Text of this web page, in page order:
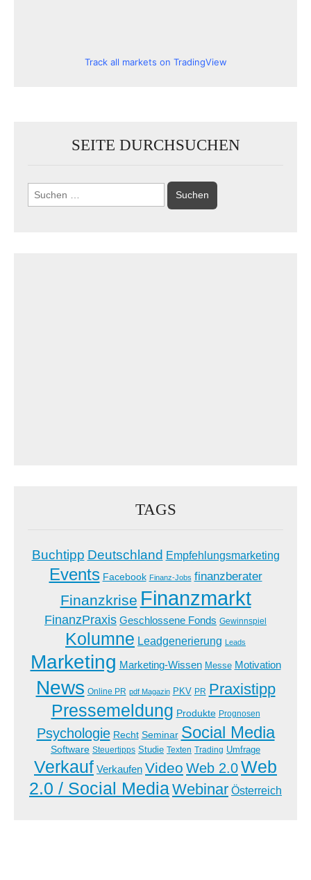
Track all markets on TradingView
SEITE DURCHSUCHEN
Suchen
nach:
TAGS
Buchtipp Deutschland Empfehlungsmarketing
Events Facebook Finanz-Jobs finanzberater
Finanzkrise Finanzmarkt
FinanzPraxis Geschlossene Fonds Gewinnspiel
Kolumne Leadgenerierung Leads
Marketing Marketing-Wissen Messe Motivation
News Online PR pdf Magazin PKV PR Praxistipp
Pressemeldung Produkte Prognosen
Psychologie Recht Seminar Social Media
Software Steuertipps Studie Texten Trading Umfrage
Verkauf Verkaufen Video Web 2.0Web
2.0 / Social MediaWebinar Österreich